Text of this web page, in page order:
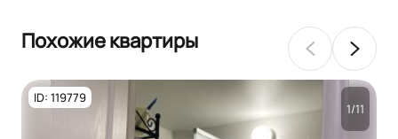
Похожие квартиры
ID: 119779
1/11